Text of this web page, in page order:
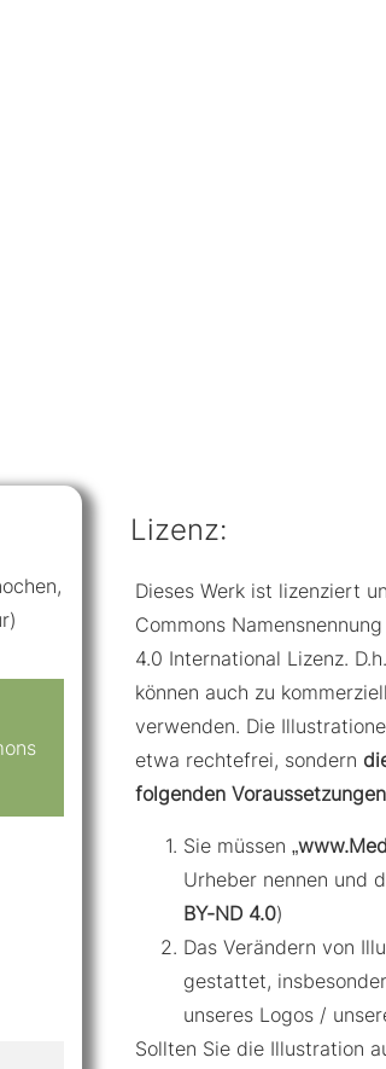
Lizenz:
Dieses Werk ist lizenziert
Commons
4.0 International Lizenz.
können auch zu
verwenden. Die
etwa rechtefrei, sondern
folgenden
Sie müssen „
Urheber nennen und
BY-ND 4.0)
Das Verändern von
gestattet,
unseres Logos /
Sollten Sie die Illustration